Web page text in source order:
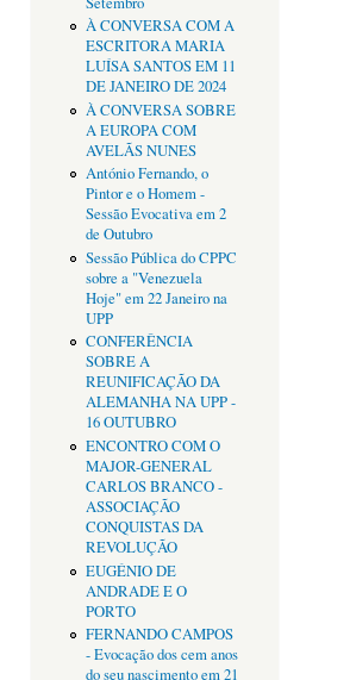
À CONVERSA COM A
ESCRITORA MARIA
LUÍSA SANTOS EM 11
DE JANEIRO DE 2024
À CONVERSA SOBRE
A EUROPA COM
AVELÃS NUNES
António Fernando, o
Pintor e o Homem -
Sessão Evocativa em 2
de Outubro
Sessão Pública do CPPC
sobre a "Venezuela
Hoje" em 22 Janeiro na
UPP
CONFERÊNCIA
SOBRE A
REUNIFICAÇÃO DA
ALEMANHA NA UPP -
16 OUTUBRO
ENCONTRO COM O
MAJOR-GENERAL
CARLOS BRANCO -
ASSOCIAÇÃO
CONQUISTAS DA
REVOLUÇÃO
EUGÉNIO DE
ANDRADE E O
PORTO
FERNANDO CAMPOS
- Evocação dos cem anos
do seu nascimento em 21